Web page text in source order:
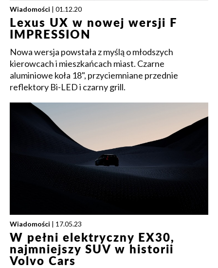
Wiadomości | 01.12.20
Lexus UX w nowej wersji F
IMPRESSION
Nowa wersja powstała z myślą o młodszych
kierowcach i mieszkańcach miast. Czarne
aluminiowe koła 18", przyciemniane przednie
reflektory Bi-LED i czarny grill.
Wiadomości | 17.05.23
W pełni elektryczny EX30,
najmniejszy SUV w historii
Volvo Cars